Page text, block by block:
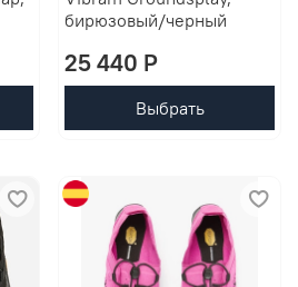
бирюзовый/черный
25 440 P
Выбрать